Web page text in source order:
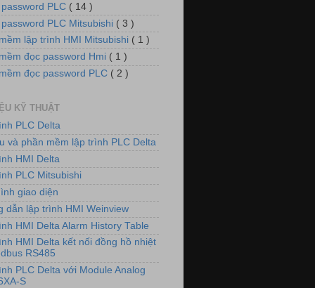
PLC ( 14 )
PLC Mitsubishi ( 3 )
lập trình HMI Mitsubishi ( 1 )
đọc password Hmi ( 1 )
đọc password PLC ( 2 )
KỸ THUẬT
PLC Delta
và phần mềm lập trình PLC Delta
HMI Delta
PLC Mitsubishi
giao diện
dẫn lập trình HMI Weinview
HMI Delta Alarm History Table
HMI Delta kết nối đồng hồ nhiệt
RS485
PLC Delta với Module Analog
S